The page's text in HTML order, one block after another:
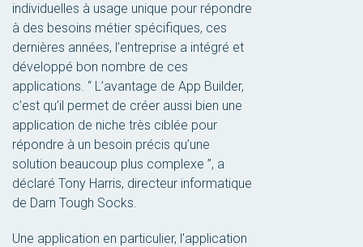
individuelles à usage unique pour répondre
à des besoins métier spécifiques, ces
dernières années, l’entreprise a intégré et
développé bon nombre de ces
applications. “ L’avantage de App Builder,
c’est qu’il permet de créer aussi bien une
application de niche très ciblée pour
répondre à un besoin précis qu’une
solution beaucoup plus complexe ”, a
déclaré Tony Harris, directeur informatique
de Darn Tough Socks.
Une application en particulier, l'application